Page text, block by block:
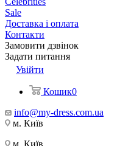
Sale
Доставка і оплата
Контакти
Замовити дзвінок
Задати питання
Увійти
Кошик0
info@my-dress.com.ua
м. Київ
м. Київ